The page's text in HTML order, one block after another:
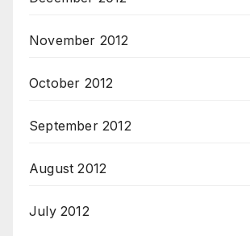
November 2012
October 2012
September 2012
August 2012
July 2012